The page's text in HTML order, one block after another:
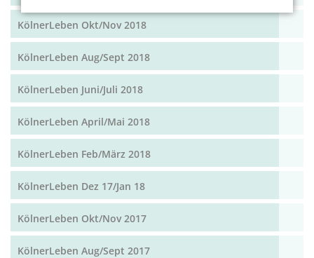
KölnerLeben Okt/Nov 2018
KölnerLeben Aug/Sept 2018
KölnerLeben Juni/Juli 2018
KölnerLeben April/Mai 2018
KölnerLeben Feb/März 2018
KölnerLeben Dez 17/Jan 18
KölnerLeben Okt/Nov 2017
KölnerLeben Aug/Sept 2017